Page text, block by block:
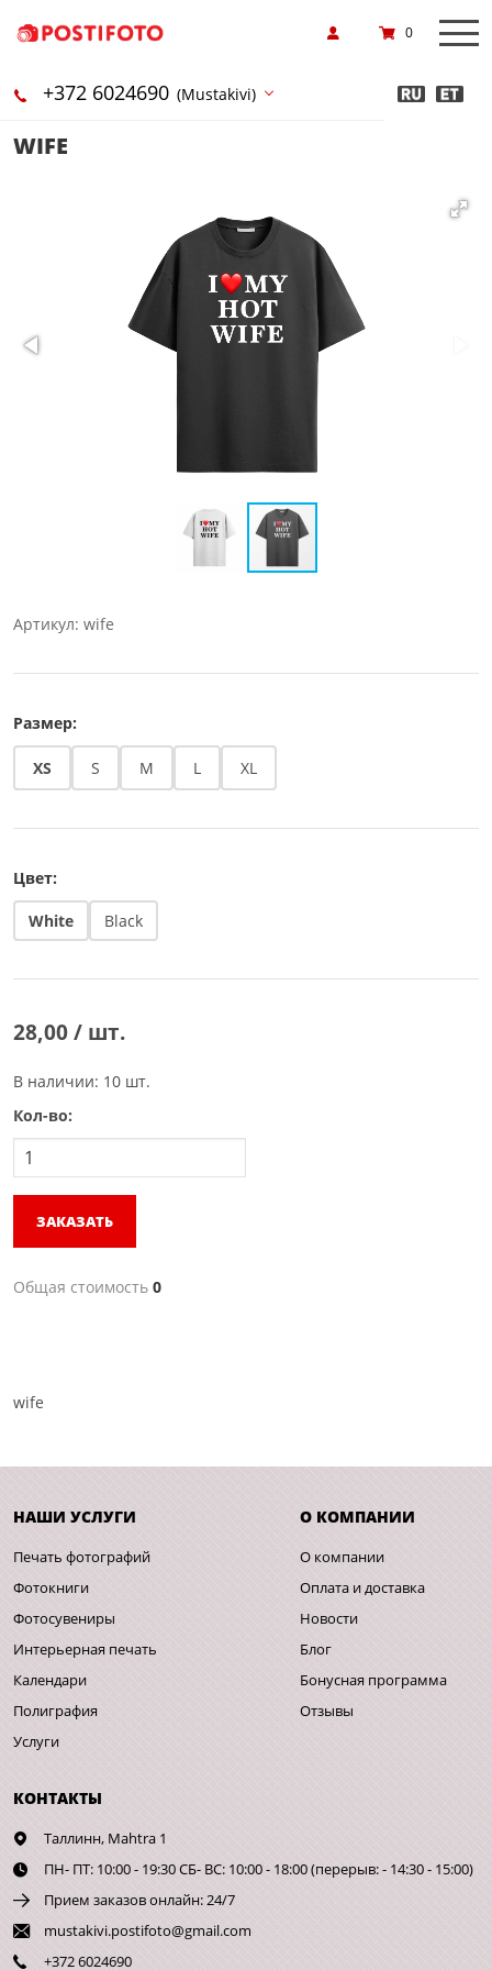
+372 6024690 (Mustakivi)
0
WIFE
Артикул: wife
Размер:
XS S M L XL
Цвет:
White Black
28,00 / шт.
В наличии: 10 шт.
Кол-во:
ЗАКАЗАТЬ
Общая стоимость 0
wife
НАШИ УСЛУГИ
Печать фотографий
Фотокниги
Фотосувениры
Интерьерная печать
Календари
Полиграфия
Услуги
О КОМПАНИИ
О компании
Оплата и доставка
Новости
Блог
Бонусная программа
Отзывы
КОНТАКТЫ
Таллинн, Mahtra 1
ПН- ПТ: 10:00 - 19:30 СБ- ВС: 10:00 - 18:00 (перерыв: - 14:30 - 15:00)
Прием заказов онлайн: 24/7
mustakivi.postifoto@gmail.com
+372 6024690